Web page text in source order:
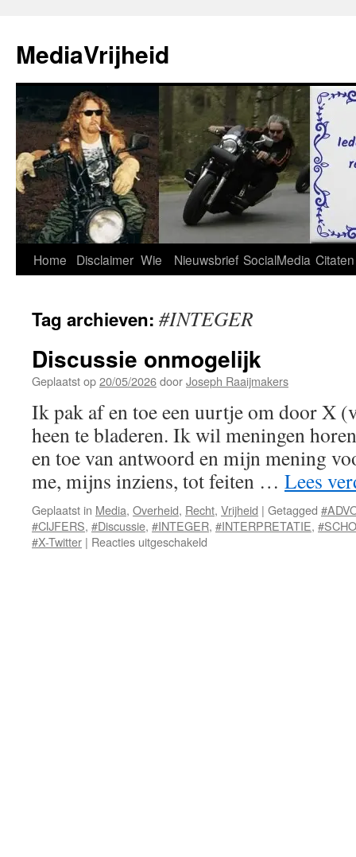
de
inhoud
MediaVrijheid
Home Disclaimer Wie Nieuwsbrief SocialMedia Citaten
Tag archieven: #INTEGER
Discussie onmogelijk
Geplaatst op20/05/2026doorJoseph Raaijmakers
Ik pak af en toe een uurtje om door X
heen te bladeren. Ik wil meningen
en toe van antwoord en mijn mening
me, mijns inziens, tot feiten … Lees
Geplaatst in Media, Overheid, Recht, Vrijheid | Getagged
#CIJFERS, #Discussie, #INTEGER, #INTERPRETATIE,
#X-Twitter | Reacties uitgeschakeld